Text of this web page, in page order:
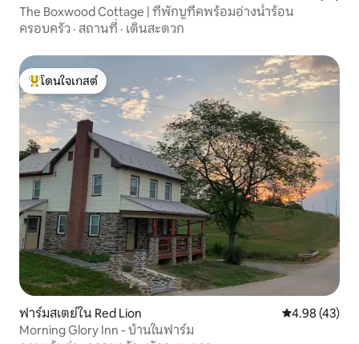
The Boxwood Cottage | ที่พักบูทีคพร้อมอ่างน้ำร้อน
ครอบครัว · สถานที่ · เดินสะดวก
โดนใจเกสต์ที่สุด
โดนใจเกสต์
ฟาร์มสเตย์ใน Red Lion คะแนนเฉลี่ย
4.98 (43)
Morning Glory Inn - บ้านในฟาร์ม